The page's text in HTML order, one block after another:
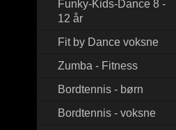
Funky-Kids-Dance 8 -
12 år
Fit by Dance voksne
Zumba - Fitness
Bordtennis - børn
Bordtennis - voksne